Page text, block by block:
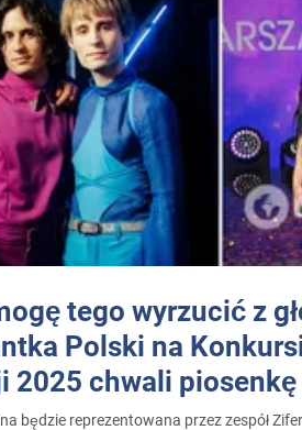
tego wyrzucić z
Polski na
2025 chwali
będzie reprezentowana przez zespół